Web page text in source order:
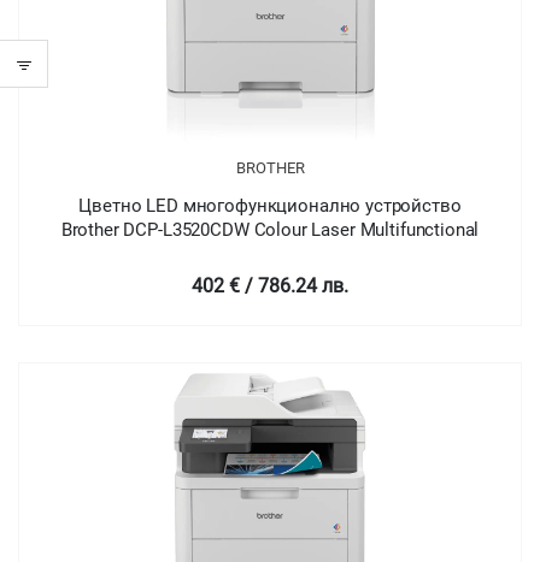
BROTHER
Цветно LED многофункционално устройство
Brother DCP-L3520CDW Colour Laser Multifunctional
402 € / 786.24 лв.